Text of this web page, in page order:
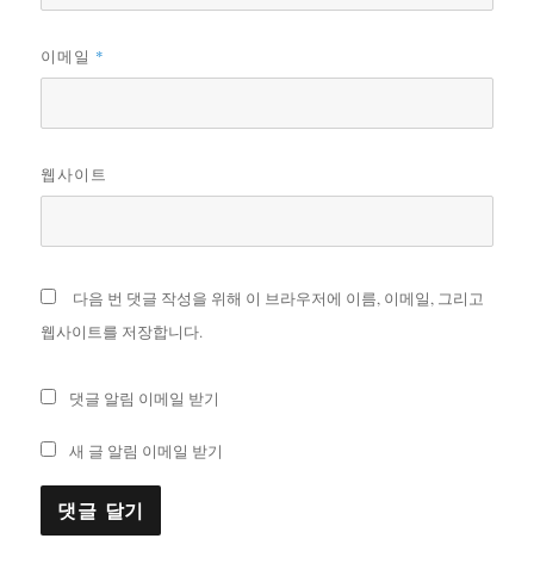
이메일 *
웹사이트
다음 번 댓글 작성을 위해 이 브라우저에 이름, 이메일, 그리고
웹사이트를 저장합니다.
댓글 알림 이메일 받기
새 글 알림 이메일 받기